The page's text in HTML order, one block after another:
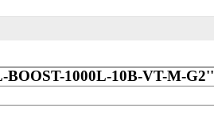
BOOST-1000L-10B-VT-M-G2''